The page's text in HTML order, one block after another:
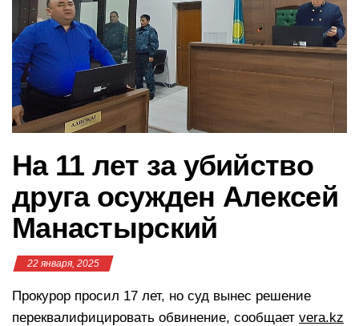
ю
На 11 лет за убийство
друга осужден Алексей
Манастырский
22 января, 2025
Прокурор просил 17 лет, но суд вынес решение
переквалифицировать обвинение, сообщает vera.kz